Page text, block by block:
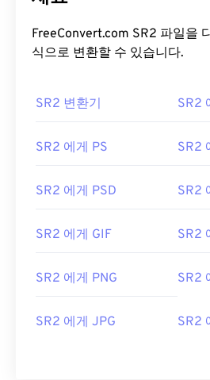
FreeConvert.com SR2 파일을 다음과 같은 다른 형
식으로 변환할 수 있습니다.
SR2 변환기 SR2
SR2 에게 PS SR2
SR2 에게 PSD SR2
SR2 에게 GIF SR2
SR2 에게 PNG SR2
SR2 에게 JPG SR2